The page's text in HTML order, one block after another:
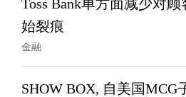
Toss Bank单方面减少对
始裂痕
金融
SHOW BOX, 自美国MCG